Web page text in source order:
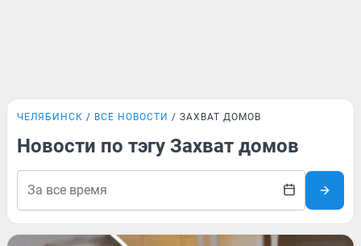
ЧЕЛЯБИНСК ВСЕ НОВОСТИ ЗАХВАТ ДОМОВ
Новости по тэгу Захват домов